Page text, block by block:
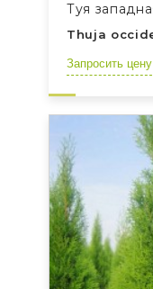
Туя
Thuja
Запросить цену